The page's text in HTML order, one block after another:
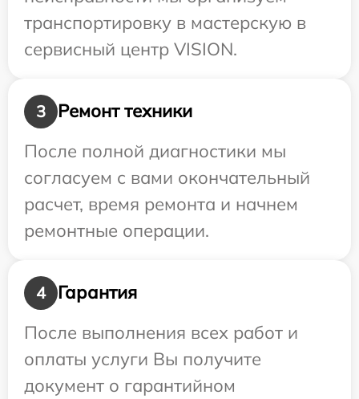
транспортировку в мастерскую в
сервисный центр VISION.
3
Ремонт техники
После полной диагностики мы
согласуем с вами окончательный
расчет, время ремонта и начнем
ремонтные операции.
4
Гарантия
После выполнения всех работ и
оплаты услуги Вы получите
документ о гарантийном